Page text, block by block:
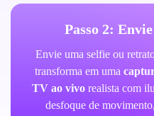
Passo 2:
Envie uma selfie ou
transforma em uma
TV ao vivo realista com
desfoque de